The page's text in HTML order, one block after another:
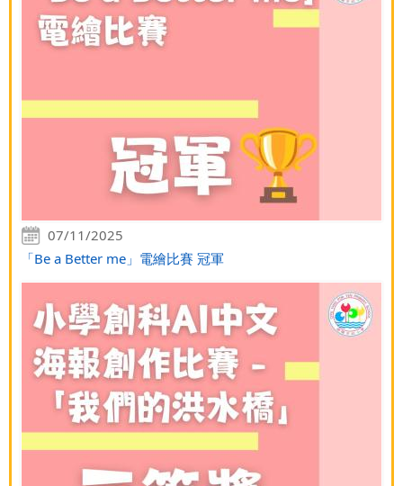
07/11/2025
「Be a Better me」電繪比賽 冠軍